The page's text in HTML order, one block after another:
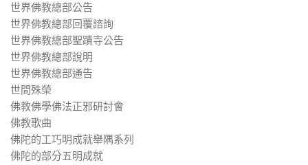
世界佛教總部公告
世界佛教總部回覆諮詢
世界佛教總部聖蹟寺公告
世界佛教總部說明
世界佛教總部通告
世間殊榮
佛教佛學佛法正邪研討會
佛教歌曲
佛陀的工巧明成就舉隅系列
佛陀的部分五明成就